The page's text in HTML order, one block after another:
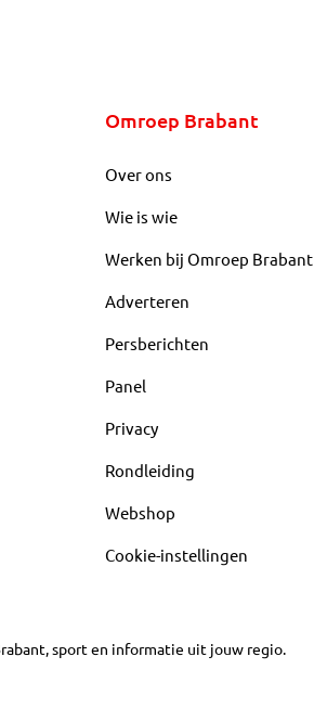
Omroep Brabant
Over ons
Wie is wie
Werken bij Omroep Brabant
Adverteren
Persberichten
Panel
Privacy
Rondleiding
Webshop
Cookie-instellingen
sport en informatie uit jouw regio.